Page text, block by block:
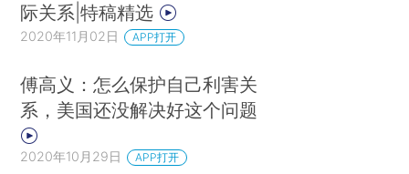
际关系|特稿精选
2020年11月02日 APP打开
傅高义：怎么保护自己利害关
系，美国还没解决好这个问题
2020年10月29日 APP打开